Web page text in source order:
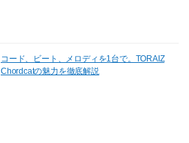
コード、ビート、メロディを1台で。TORAIZ
Chordcatの魅力を徹底解説